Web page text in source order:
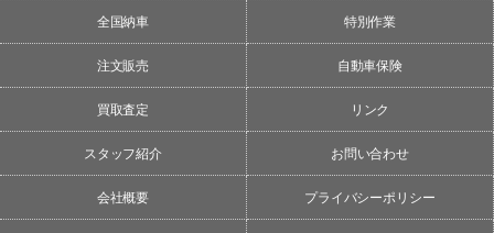
全国納車 特別作業
注文販売 自動車保険
買取査定 リンク
スタッフ紹介 お問い合わせ
会社概要 プライバシーポリシー